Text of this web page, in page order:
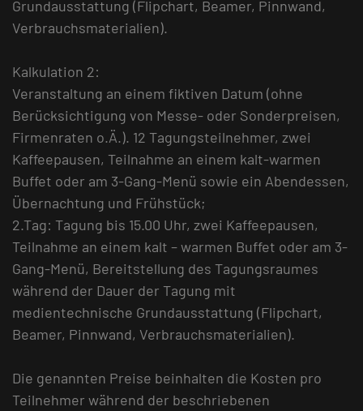
Grundausstattung (Flipchart, Beamer, Pinnwand,
Verbrauchsmaterialien).
Kalkulation 2:
Veranstaltung an einem fiktiven Datum (ohne
Berücksichtigung von Messe- oder Sonderpreisen,
Firmenraten o.Ä.). 12 Tagungsteilnehmer, zwei
Kaffeepausen, Teilnahme an einem kalt-warmen
Buffet oder am 3-Gang-Menü sowie ein Abendessen,
Übernachtung und Frühstück;
2.Tag: Tagung bis 15.00 Uhr, zwei Kaffeepausen,
Teilnahme an einem kalt – warmen Buffet oder am 3-
Gang-Menü, Bereitstellung des Tagungsraumes
während der Dauer der Tagung mit
medientechnische Grundausstattung (Flipchart,
Beamer, Pinnwand, Verbrauchsmaterialien).
Die genannten Preise beinhalten die Kosten pro
Teilnehmer während der beschriebenen